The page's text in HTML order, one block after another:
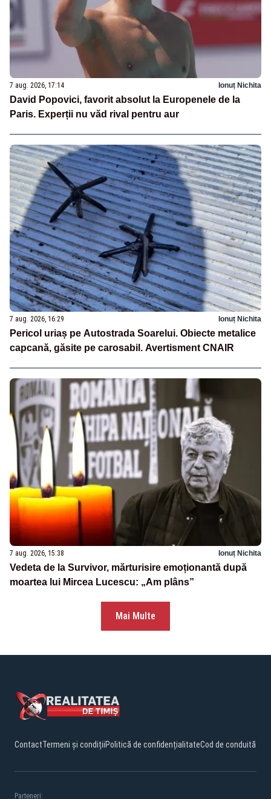
7 aug. 2026, 17:14 Ionuț Nichita
David Popovici, favorit absolut la Europenele de la
Paris. Experții nu văd rival pentru aur
7 aug. 2026, 16:29 Ionuț Nichita
Pericol uriaș pe Autostrada Soarelui. Obiecte metalice
capcană, găsite pe carosabil. Avertisment CNAIR
7 aug. 2026, 15:38 Ionuț Nichita
Vedeta de la Survivor, mărturisire emoționantă după
moartea lui Mircea Lucescu: „Am plâns”
Mai Multe
ContactTermeni și condițiiPolitică de confidențialitateCod de conduită
Parteneri: